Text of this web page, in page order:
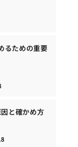
るための重要
と確かめ方